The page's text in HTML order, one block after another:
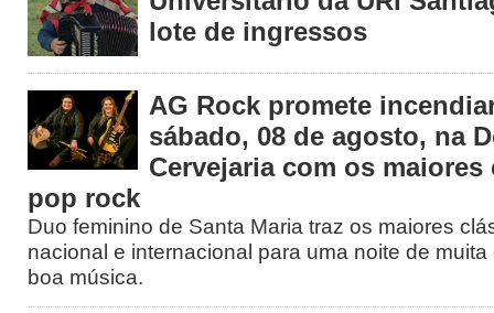
lote de ingressos
AG Rock promete
sábado, 08 de agosto, na
Cervejaria com os
pop rock
Duo feminino de Santa Maria traz os maiores
nacional e internacional para uma noite de
boa música.